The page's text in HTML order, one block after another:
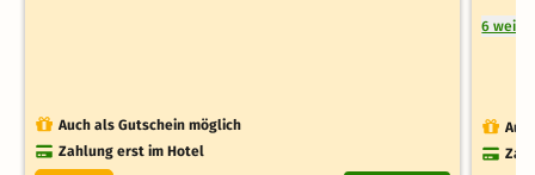
Auch als Gutschein möglich
Zahlung erst im Hotel
6